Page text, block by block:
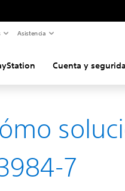
Asistencia
Cuenta y
7